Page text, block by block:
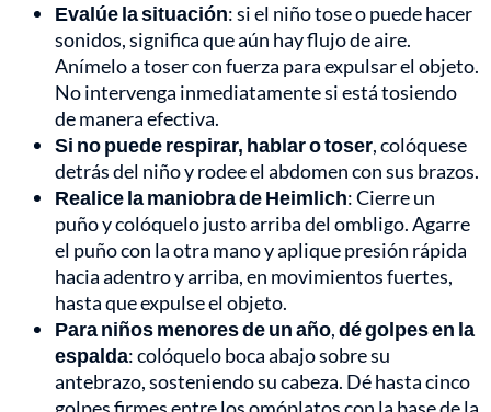
Evalúe la situación: si el niño tose o puede hacer
sonidos, significa que aún hay flujo de aire.
Anímelo a toser con fuerza para expulsar el objeto.
No intervenga inmediatamente si está tosiendo
de manera efectiva.
Si no puede respirar, hablar o toser, colóquese
detrás del niño y rodee el abdomen con sus brazos.
Realice lamaniobra de Heimlich: Cierre un
puño y colóquelo justo arriba del ombligo. Agarre
el puño con la otra mano y aplique presión rápida
hacia adentro y arriba, en movimientos fuertes,
hasta que expulse el objeto.
Para niños menores de un año,dé golpes en la
espalda: colóquelo boca abajo sobre su
antebrazo, sosteniendo su cabeza. Dé hasta cinco